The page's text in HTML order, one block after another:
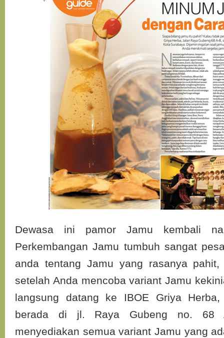
Dewasa ini pamor Jamu kembali
Perkembangan Jamu tumbuh sangat
anda tentang Jamu yang rasanya
setelah Anda mencoba variant Jamu
langsung datang ke IBOE Griya
berada di jl. Raya Gubeng no. 68
menyediakan semua variant Jamu yang